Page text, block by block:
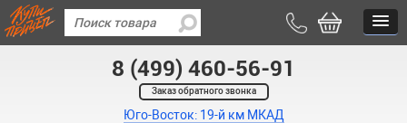
8 (499) 460-56-91
Заказ обратного звонка
Юго-Восток: 19-й км МКАД